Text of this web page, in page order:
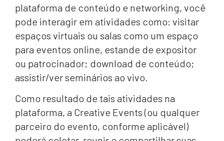
plataforma de conteúdo e networking, você
pode interagir em atividades como: visitar
espaços virtuais ou salas como um espaço
para eventos online, estande de expositor
ou patrocinador; download de conteúdo;
assistir/ver seminários ao vivo.
Como resultado de tais atividades na
plataforma, a Creative Events (ou qualquer
parceiro do evento, conforme aplicável)